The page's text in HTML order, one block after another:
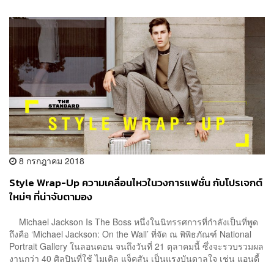
8 กรกฎาคม 2018
Style Wrap-Up ความเคลื่อนไหวในวงการแฟชั่น กับโปรเจกต์
ใหม่ๆ ที่น่าจับตามอง
Michael Jackson Is The Boss หนึ่งในนิทรรศการที่กำลังเป็นที่พูด
ถึงคือ ‘Michael Jackson: On the Wall’ ที่จัด ณ พิพิธภัณฑ์ National
Portrait Gallery ในลอนดอน จนถึงวันที่ 21 ตุลาคมนี้ ซึ่งจะรวบรวมผล
งานกว่า 40 ศิลปินที่ใช้ ไมเคิล แจ็คสัน เป็นแรงบันดาลใจ เช่น แอนดี้